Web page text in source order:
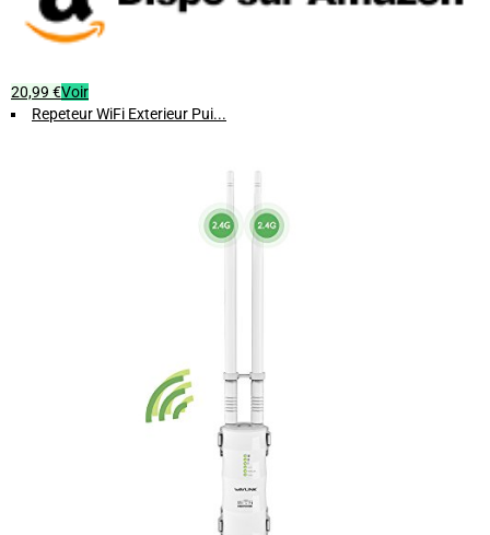
20,99 €Voir
Repeteur WiFi Exterieur Pui...